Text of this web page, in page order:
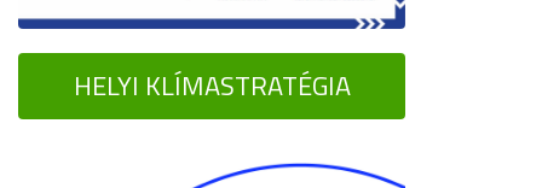
HELYI KLÍMASTRATÉGIA